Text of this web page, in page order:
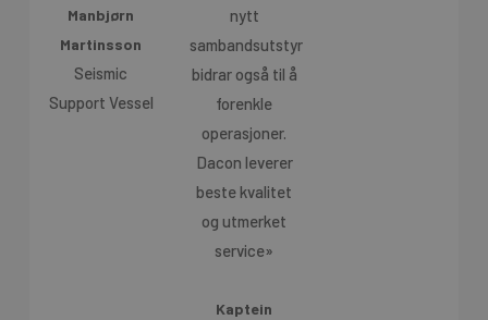
Manbjørn
Martinsson
Seismic
Support Vessel
nytt
sambandsutstyr
bidrar også til å
forenkle
operasjoner.
Dacon leverer
beste kvalitet
og utmerket
service»
Kaptein